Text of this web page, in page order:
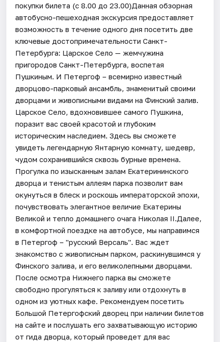
покупки билета (с 8.00 до 23.00)Данная обзорная
автобусно-пешеходная экскурсия предоставляет
возможность в течение одного дня посетить две
ключевые достопримечательности Санкт-
Петербурга: Царское Село — жемчужина
пригородов Санкт-Петербурга, воспетая
Пушкиным. И Петергоф – всемирно известный
дворцово-парковый ансамбль, знаменитый своими
дворцами и живописными видами на Финский залив.
Царское Село, вдохновившее самого Пушкина,
поразит вас своей красотой и глубоким
историческим наследием. Здесь вы сможете
увидеть легендарную Янтарную комнату, шедевр,
чудом сохранившийся сквозь бурные времена.
Прогулка по изысканным залам Екатерининского
дворца и тенистым аллеям парка позволит вам
окунуться в блеск и роскошь императорской эпохи,
почувствовать элегантное величие Екатерины
Великой и тепло домашнего очага Николая II.Далее,
в комфортной поездке на автобусе, мы направимся
в Петергоф – "русский Версаль". Вас ждет
знакомство с живописным парком, раскинувшимся у
Финского залива, и его великолепными дворцами.
После осмотра Нижнего парка вы сможете
свободно прогуляться к заливу или отдохнуть в
одном из уютных кафе. Рекомендуем посетить
Большой Петергофский дворец при наличии билетов
на сайте и послушать его захватывающую историю
от гида дворца, который проведет для вас